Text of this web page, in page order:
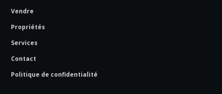
Vendre
Propriétés
Services
Contact
Politique de confidentialité